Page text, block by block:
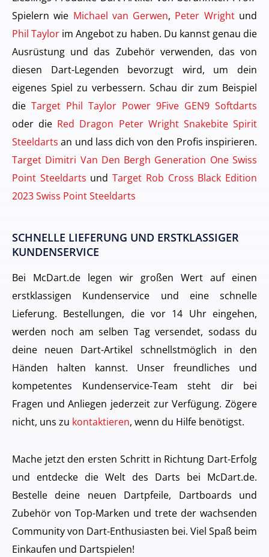
Spielern wie Michael van Gerwen, Peter Wrightund
Phil Taylor im Angebot zu haben. Du kannst genau die
Ausrüstung und das Zubehör verwenden, das von
diesen Dart-Legenden bevorzugt wird, um dein
eigenes Spiel zu verbessern. Schau dir zum Beispiel
die Target Phil Taylor Power 9Five GEN9 Softdarts
oder die Red Dragon Peter Wright Snakebite Spirit
Steeldarts an und lass dich von den Profis inspirieren.
Target Dimitri Van Den Bergh Generation One Swiss
Point Steeldarts undTarget Rob Cross Black Edition
2023 Swiss Point Steeldarts
SCHNELLE LIEFERUNG UND ERSTKLASSIGER
KUNDENSERVICE
Bei McDart.de legen wir großen Wert auf einen
erstklassigen Kundenservice und eine schnelle
Lieferung. Bestellungen, die vor 14 Uhr eingehen,
werden noch am selben Tag versendet, sodass du
deine neuen Dart-Artikel schnellstmöglich in den
Händen halten kannst. Unser freundliches und
kompetentes Kundenservice-Team steht dir bei
Fragen und Anliegen jederzeit zur Verfügung. Zögere
nicht, uns zu kontaktieren, wenn du Hilfe benötigst.
Mache jetzt den ersten Schritt in Richtung Dart-Erfolg
und entdecke die Welt des Darts bei McDart.de.
Bestelle deine neuen Dartpfeile, Dartboards und
Zubehör von Top-Marken und trete der wachsenden
Community von Dart-Enthusiasten bei. Viel Spaß beim
Einkaufen und Dartspielen!